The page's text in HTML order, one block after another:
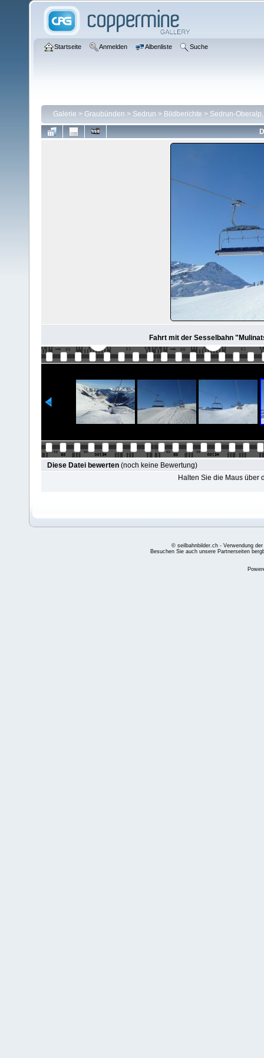
Startseite Anmelden Albenliste Suche
Galerie > Graubünden > Sedrun > Bildberichte > Sedrun-
Fahrt mit der Sesselbahn
Diese Datei bewerten (noch keine Bewertung)
Halten Sie die Maus über
© seilbahnbilder.ch - Verwendung
Besuchen Sie auch unsere Partnerseiten